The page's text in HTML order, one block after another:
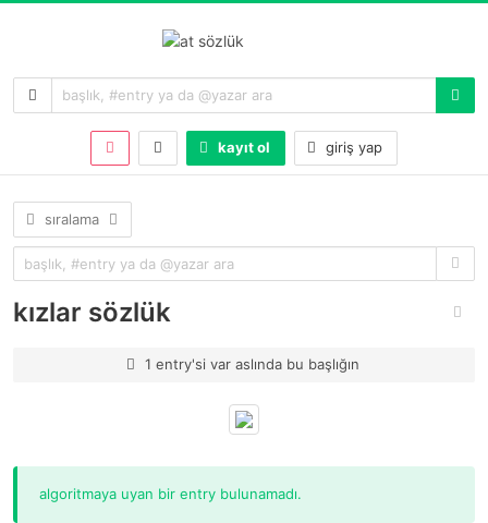
kayıt ol giriş yap
sıralama
kızlar sözlük
1 entry'si var aslında bu başlığın
algoritmaya uyan bir entry bulunamadı.